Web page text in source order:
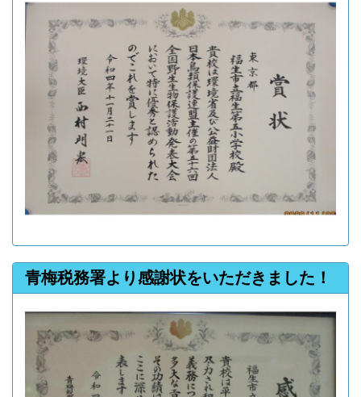
青梅税務署より感謝状をいただきました！